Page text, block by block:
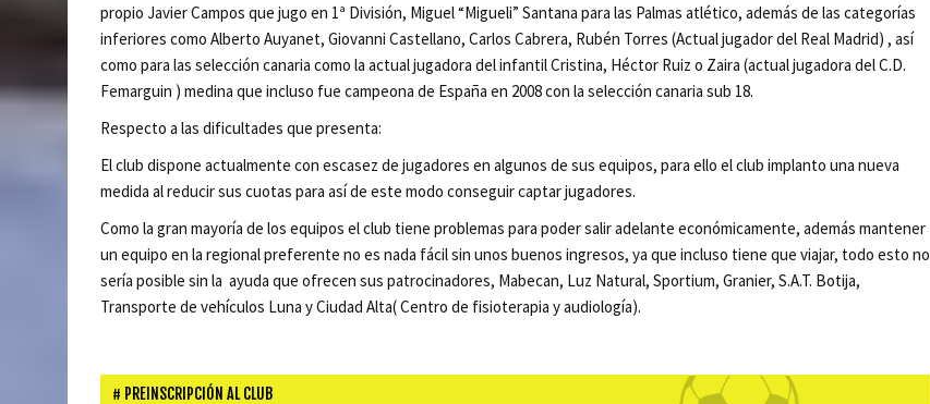
propio Javier Campos que jugo en 1ª División, Miguel “Migueli” Santana para las Palmas atlético, además de las categorías
inferiores como Alberto Auyanet, Giovanni Castellano, Carlos Cabrera, Rubén Torres (Actual jugador del Real Madrid) , así
como para las selección canaria como la actual jugadora del infantil Cristina, Héctor Ruiz o Zaira (actual jugadora del C.D.
Femarguin ) medina que incluso fue campeona de España en 2008 con la selección canaria sub 18.
Respecto a las dificultades que presenta:
El club dispone actualmente con escasez de jugadores en algunos de sus equipos, para ello el club implanto una nueva
medida al reducir sus cuotas para así de este modo conseguir captar jugadores.
Como la gran mayoría de los equipos el club tiene problemas para poder salir adelante económicamente, además mantener
un equipo en la regional preferente no es nada fácil sin unos buenos ingresos, ya que incluso tiene que viajar, todo esto no
sería posible sin la ayuda que ofrecen sus patrocinadores, Mabecan, Luz Natural, Sportium, Granier, S.A.T. Botija,
Transporte de vehículos Luna y Ciudad Alta( Centro de fisioterapia y audiología).
PREINSCRIPCIÓN AL CLUB